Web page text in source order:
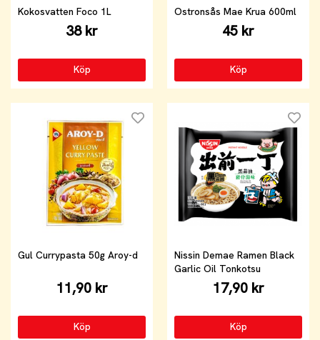
Kokosvatten Foco 1L
38 kr
Köp
Ostronsås Mae Krua 600ml
45 kr
Köp
Gul Currypasta 50g Aroy-d
11,90 kr
Köp
Nissin Demae Ramen Black
Garlic Oil Tonkotsu
17,90 kr
Köp